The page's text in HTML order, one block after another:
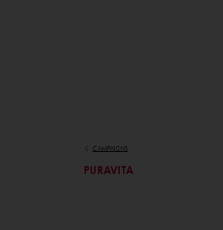
CAMPAIGNS
PURAVITA